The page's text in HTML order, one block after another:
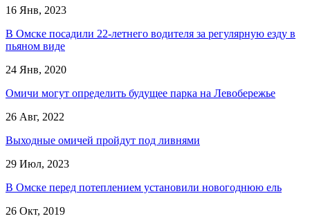
16 Янв, 2023
В Омске посадили 22-летнего водителя за регулярную езду в
пьяном виде
24 Янв, 2020
Омичи могут определить будущее парка на Левобережье
26 Авг, 2022
Выходные омичей пройдут под ливнями
29 Июл, 2023
В Омске перед потеплением установили новогоднюю ель
26 Окт, 2019